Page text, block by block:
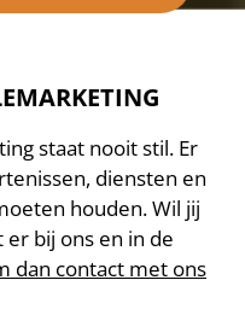
staat nooit stil. Er
diensten en
houden. Wil jij
bij ons en in de
dan contact met ons